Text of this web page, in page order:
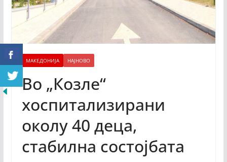
МАКЕДОНИЈА НАЈНОВО
Во „Козле“
хоспитализирани
околу 40 деца,
стабилна состојбата